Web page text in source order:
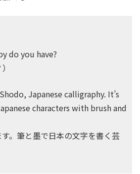
do you have?
Japanese calligraphy. It’s
characters with brush and
す。筆と墨で日本の文字を書く芸